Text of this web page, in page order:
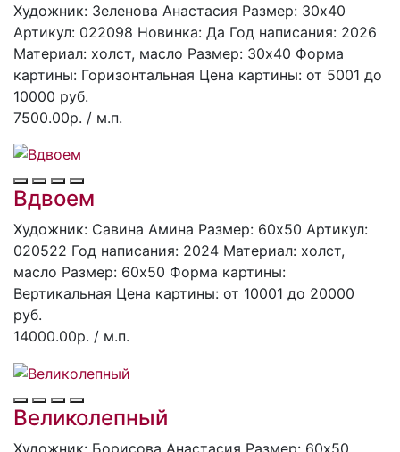
Художник: Зеленова Анастасия Размер: 30x40
Артикул: 022098 Hoвинка: Да Год написания: 2026
Материал: холст, масло Размер: 30х40 Форма
картины: Горизонтальная Цена картины: от 5001 до
10000 руб.
7500.00р. / м.п.
Вдвоем
Художник: Савина Амина Размер: 60x50 Артикул:
020522 Год написания: 2024 Материал: холст,
масло Размер: 60х50 Форма картины:
Вертикальная Цена картины: от 10001 до 20000
руб.
14000.00р. / м.п.
Великолепный